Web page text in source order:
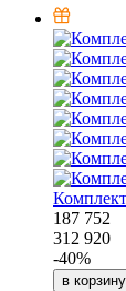
187 752
312 920
-40%
в корзину